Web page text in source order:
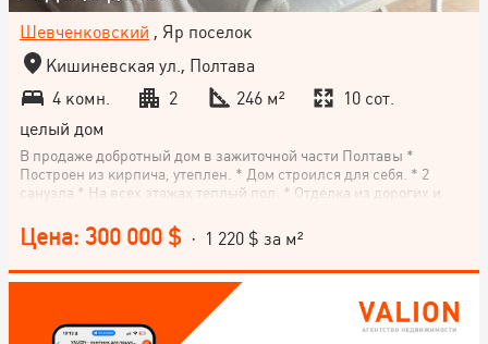
Шевченковский , Яр поселок
Кишиневская ул., Полтава
4 комн.
2 246 м²
10 сот.
целый дом
В продаже добротный дом в зажиточной части Полтавы *
Построен из кирпича, утеплен. * Дом строился для себя. * 2
санузла * На всех этажах теплый пол. * Отделка из дорогих и
Бельгии, Франции. * Отопление регулируется автоматически по
принципу климат-контроля. Вы можете задать нужные Вам
параметры. В этом есть значительная экономия. * Дом продается
с мебелью и бытовой техникой. Национальное агентство
недвижимости VALION (Полтава, Львов, Ужгород, Киев, Харьков
и еще 5 городов Украины) предлагает сервис покупки
Цена: 300 000 $ · 1 220 $ за м²